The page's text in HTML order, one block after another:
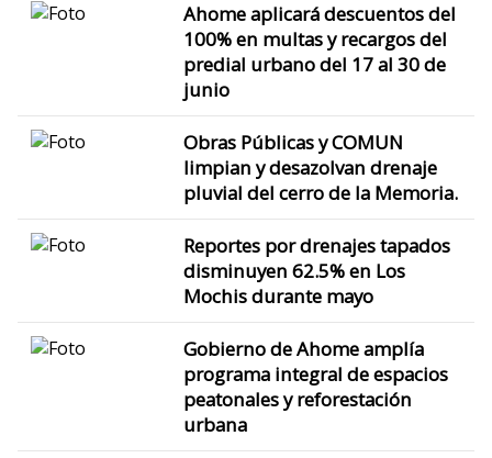
Ahome aplicará descuentos del
100% en multas y recargos del
predial urbano del 17 al 30 de
junio
Obras Públicas y COMUN
limpian y desazolvan drenaje
pluvial del cerro de la Memoria.
Reportes por drenajes tapados
disminuyen 62.5% en Los
Mochis durante mayo
Gobierno de Ahome amplía
programa integral de espacios
peatonales y reforestación
urbana